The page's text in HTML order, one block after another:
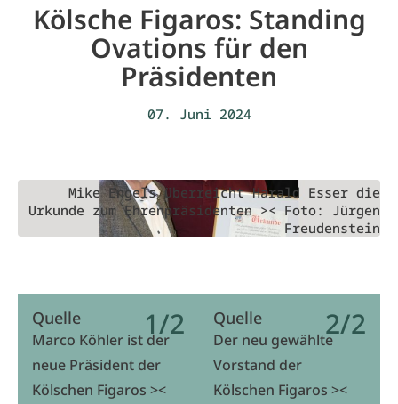
Kölsche Figaros: Standing
Ovations für den
Präsidenten
07. Juni 2024
Mike Engels überreicht Harald Esser die
Urkunde zum Ehrenpräsidenten >< Foto: Jürgen
Freudenstein
1/2
Quelle
Marco Köhler ist der
neue Präsident der
Kölschen Figaros ><
2/2
Quelle
Der neu gewählte
Vorstand der
Kölschen Figaros ><